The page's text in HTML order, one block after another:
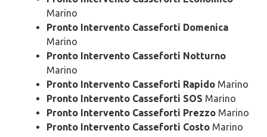
Marino
Pronto Intervento Casseforti Domenica
Marino
Pronto Intervento Casseforti Notturno
Marino
Pronto Intervento Casseforti Rapido Marino
Pronto Intervento Casseforti SOS Marino
Pronto Intervento Casseforti Prezzo Marino
Pronto Intervento Casseforti Costo Marino